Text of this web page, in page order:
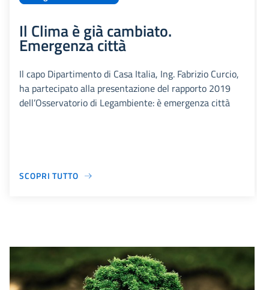
Il Clima è già cambiato.
Emergenza città
Il capo Dipartimento di Casa Italia, Ing. Fabrizio Curcio,
ha partecipato alla presentazione del rapporto 2019
dell’Osservatorio di Legambiente: è emergenza città
SCOPRI TUTTO